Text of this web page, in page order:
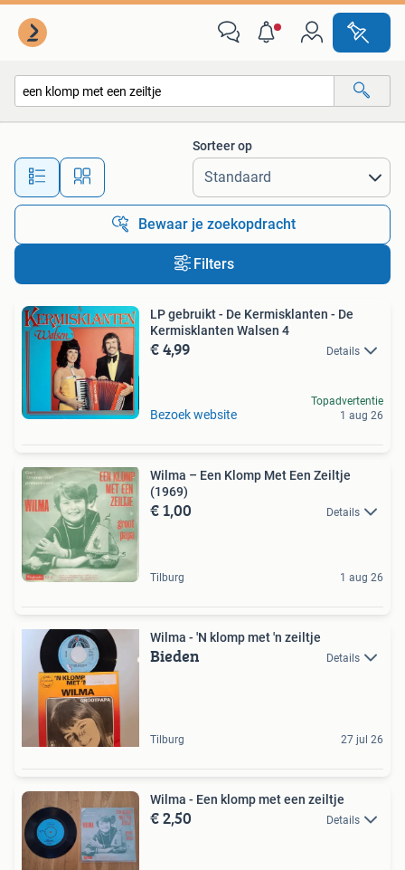
Alle afstanden…
Sorteer op
Bewaar je zoekopdracht
Filters
LP gebruikt - De Kermisklanten - De
Kermisklanten Walsen 4
€ 4,99 Details
Bezoek website
Topadvertentie
1 aug 26
Wilma – Een Klomp Met Een Zeiltje
(1969)
€ 1,00 Details
Tilburg 1 aug 26
Wilma - 'N klomp met 'n zeiltje
Bieden Details
Tilburg 27 jul 26
Wilma - Een klomp met een zeiltje
€ 2,50 Details